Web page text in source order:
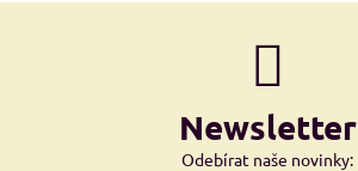
Newsletter
Odebírat naše novinky: